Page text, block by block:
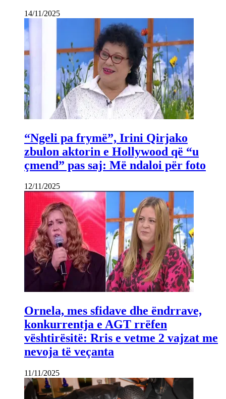
14/11/2025
“Ngeli pa frymë”, Irini Qirjako
zbulon aktorin e Hollywood që “u
çmend” pas saj: Më ndaloi për foto
12/11/2025
Ornela, mes sfidave dhe ëndrrave,
konkurrentja e AGT rrëfen
vështirësitë: Rris e vetme 2 vajzat me
nevoja të veçanta
11/11/2025